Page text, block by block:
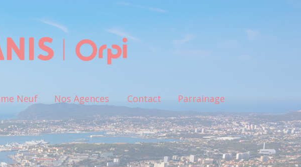
Neuf Nos Agences Contact Parrainage